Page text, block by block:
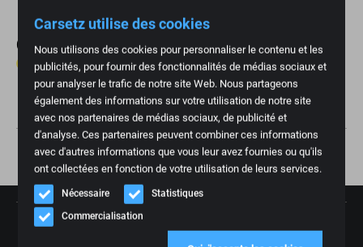
Carsetz utilise des cookies
Nous utilisons des cookies pour personnaliser le contenu et les
publicités, pour fournir des fonctionnalités de médias sociaux et
pour analyser le trafic de notre site Web. Nous partageons
également des informations sur votre utilisation de notre site
avec nos partenaires de médias sociaux, de publicité et
d'analyse. Ces partenaires peuvent combiner ces informations
avec d'autres informations que vous leur avez fournies ou qu'ils
ont collectées en fonction de votre utilisation de leurs services.
Nécessaire
Statistiques
Commercialisation
Critiques
0 critique
Écrire un commentaire